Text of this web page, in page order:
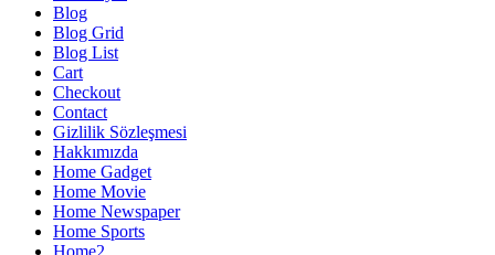
Blog
Blog Grid
Blog List
Cart
Checkout
Contact
Gizlilik Sözleşmesi
Hakkımızda
Home Gadget
Home Movie
Home Newspaper
Home Sports